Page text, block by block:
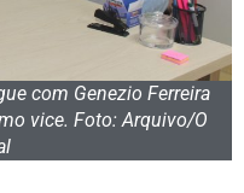
com Genezio Ferreira
vice. Foto: Arquivo/O